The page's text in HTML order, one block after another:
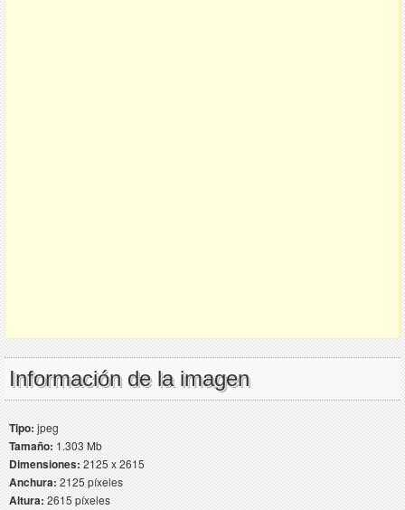
Información de la imagen
Tipo:jpeg
Tamaño:1.303 Mb
Dimensiones:2125 x 2615
Anchura:2125 píxeles
Altura:2615 píxeles